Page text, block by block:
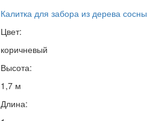
Калитка для забора из дерева сосны
Цвет:
коричневый
Высота:
1,7 м
Длина: